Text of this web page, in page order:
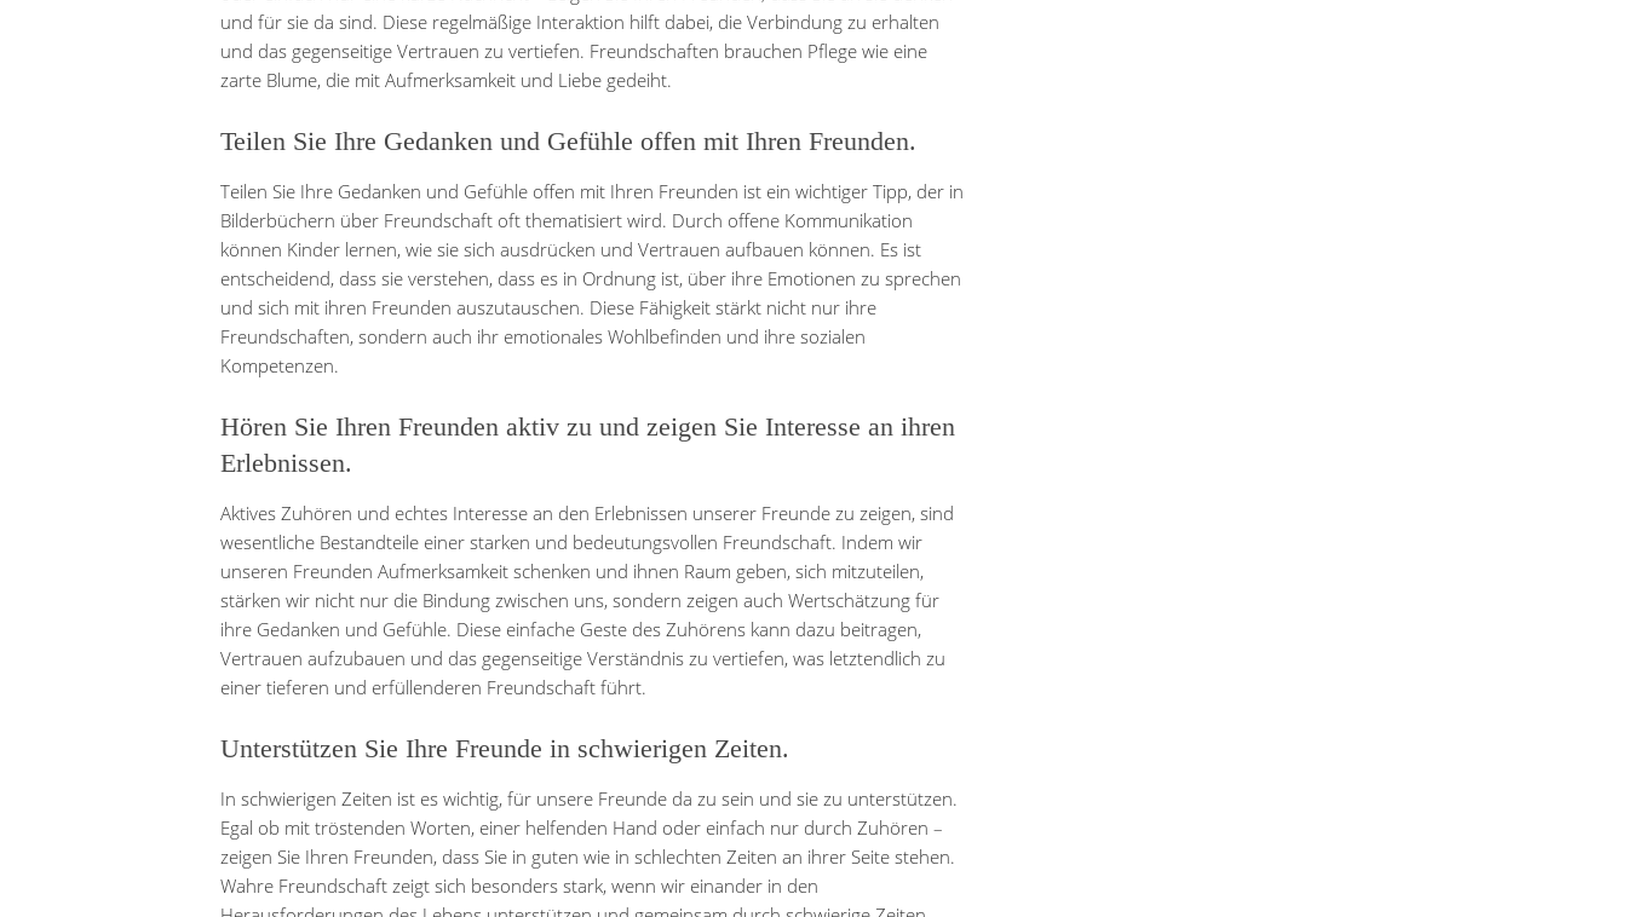
und für sie da sind. Diese regelmäßige Interaktion hilft dabei, die Verbindung zu erhalten
und das gegenseitige Vertrauen zu vertiefen. Freundschaften brauchen Pflege wie eine
zarte Blume, die mit Aufmerksamkeit und Liebe gedeiht.
Teilen Sie Ihre Gedanken und Gefühle offen mit Ihren Freunden.
Teilen Sie Ihre Gedanken und Gefühle offen mit Ihren Freunden ist ein wichtiger Tipp, der in
Bilderbüchern über Freundschaft oft thematisiert wird. Durch offene Kommunikation
können Kinder lernen, wie sie sich ausdrücken und Vertrauen aufbauen können. Es ist
entscheidend, dass sie verstehen, dass es in Ordnung ist, über ihre Emotionen zu sprechen
und sich mit ihren Freunden auszutauschen. Diese Fähigkeit stärkt nicht nur ihre
Freundschaften, sondern auch ihr emotionales Wohlbefinden und ihre sozialen
Kompetenzen.
Hören Sie Ihren Freunden aktiv zu und zeigen Sie Interesse an ihren
Erlebnissen.
Aktives Zuhören und echtes Interesse an den Erlebnissen unserer Freunde zu zeigen, sind
wesentliche Bestandteile einer starken und bedeutungsvollen Freundschaft. Indem wir
unseren Freunden Aufmerksamkeit schenken und ihnen Raum geben, sich mitzuteilen,
stärken wir nicht nur die Bindung zwischen uns, sondern zeigen auch Wertschätzung für
ihre Gedanken und Gefühle. Diese einfache Geste des Zuhörens kann dazu beitragen,
Vertrauen aufzubauen und das gegenseitige Verständnis zu vertiefen, was letztendlich zu
einer tieferen und erfüllenderen Freundschaft führt.
Unterstützen Sie Ihre Freunde in schwierigen Zeiten.
In schwierigen Zeiten ist es wichtig, für unsere Freunde da zu sein und sie zu unterstützen.
Egal ob mit tröstenden Worten, einer helfenden Hand oder einfach nur durch Zuhören –
zeigen Sie Ihren Freunden, dass Sie in guten wie in schlechten Zeiten an ihrer Seite stehen.
Wahre Freundschaft zeigt sich besonders stark, wenn wir einander in den